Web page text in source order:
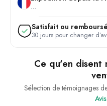
…
Satisfait ou remboursé
30 jours pour changer
Ce qu'en disent
Sélection de témoignages